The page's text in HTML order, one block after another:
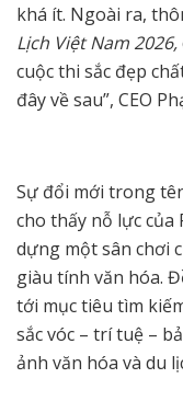
khá ít. Ngoài ra,
Lịch Việt Nam 2026,
cuộc thi sắc đẹp
đây về sau”, CEO
Sự đổi mới trong
cho thấy nỗ lực của
dựng một sân chơi
giàu tính văn hóa.
tới mục tiêu tìm
sắc vóc – trí tuệ –
ảnh văn hóa và du